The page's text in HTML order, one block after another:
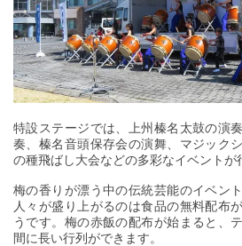
特設ステージでは、上州榛名太鼓の演
奏、榛名音頭保存会の演舞、マジック
の種飛ばし大会などの多彩なイベントが
梅の香りが漂う中の伝統芸能のイベン
人々が盛り上がるのは食品の無料配布
うです。梅の赤飯の配布が始まると、
間に長い行列ができます。